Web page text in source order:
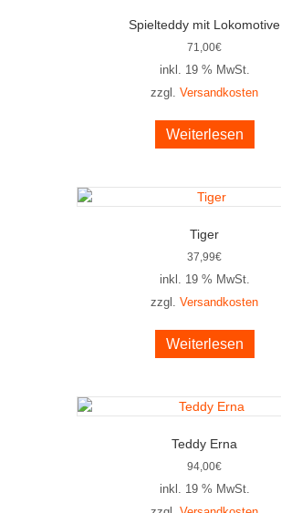
Spielteddy mit Lokomotive
71,00€
inkl. 19 % MwSt.
zzgl. Versandkosten
Weiterlesen
Tiger
37,99€
inkl. 19 % MwSt.
zzgl. Versandkosten
Weiterlesen
Teddy Erna
94,00€
inkl. 19 % MwSt.